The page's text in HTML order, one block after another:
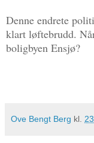
Denne endrete
klart løftebrudd.
boligbyen Ensjø?
Ove Bengt Berg kl.